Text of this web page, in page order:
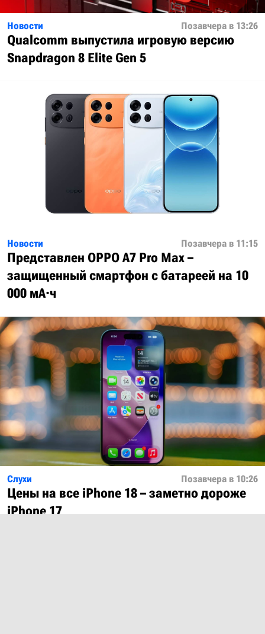
Новости Позавчера в 13:26
Qualcomm выпустила игровую версию
Snapdragon 8 Elite Gen 5
Новости Позавчера в 11:15
Представлен OPPO A7 Pro Max –
защищенный смартфон с батареей на 10
000 мА·ч
Слухи Позавчера в 10:26
Цены на все iPhone 18 – заметно дороже
iPhone 17